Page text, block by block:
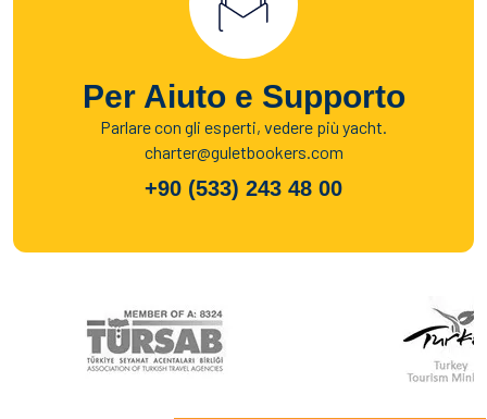
Per Aiuto e Supporto
Parlare con gli esperti, vedere più yacht.
charter@guletbookers.com
+90 (533) 243 48 00